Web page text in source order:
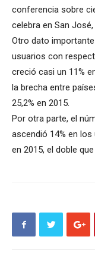
conferencia sobre
celebra en San
Otro dato
usuarios con
creció casi un 11%
la brecha entre
25,2% en 2015.
Por otra parte, el
ascendió 14% en
en 2015, el doble